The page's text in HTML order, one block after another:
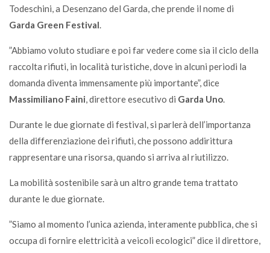
Todeschini, a Desenzano del Garda, che prende il nome di
Garda Green Festival.
”Abbiamo voluto studiare e poi far vedere come sia il ciclo della
raccolta rifiuti, in località turistiche, dove in alcuni periodi la
domanda diventa immensamente più importante”, dice
Massimiliano Faini, direttore esecutivo di Garda Uno.
Durante le due giornate di festival, si parlerà dell’importanza
della differenziazione dei rifiuti, che possono addirittura
rappresentare una risorsa, quando si arriva al riutilizzo.
La mobilità sostenibile sarà un altro grande tema trattato
durante le due giornate.
”Siamo al momento l’unica azienda, interamente pubblica, che si
occupa di fornire elettricità a veicoli ecologici” dice il direttore,